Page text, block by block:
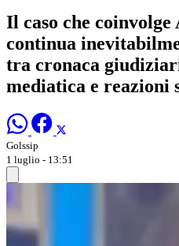
Il caso che coinvolge
continua
tra cronaca
mediatica e reazioni
Golssip
1 luglio - 13:51